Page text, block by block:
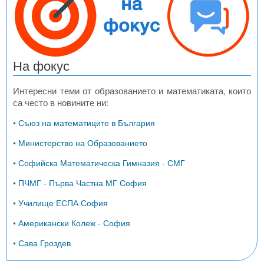
На фокус
Интересни теми от образованието и математиката, които
са често в новините ни:
• Съюз на математиците в България
• Министерство на Образованието
• Софийска Математическа Гимназия - СМГ
• ПЧМГ - Първа Частна МГ София
• Училище ЕСПА София
• Американски Колеж - София
• Сава Гроздев